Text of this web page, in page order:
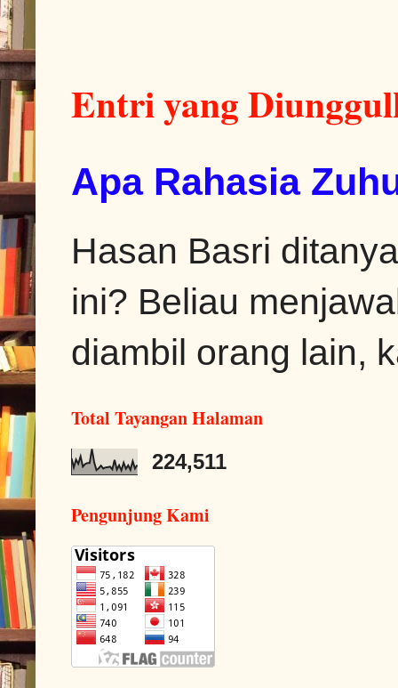
Entri yang
Apa Rahasia
Hasan Basri
ini? Beliau
diambil orang lain,
Total Tayangan Halaman
224,511
Pengunjung Kami